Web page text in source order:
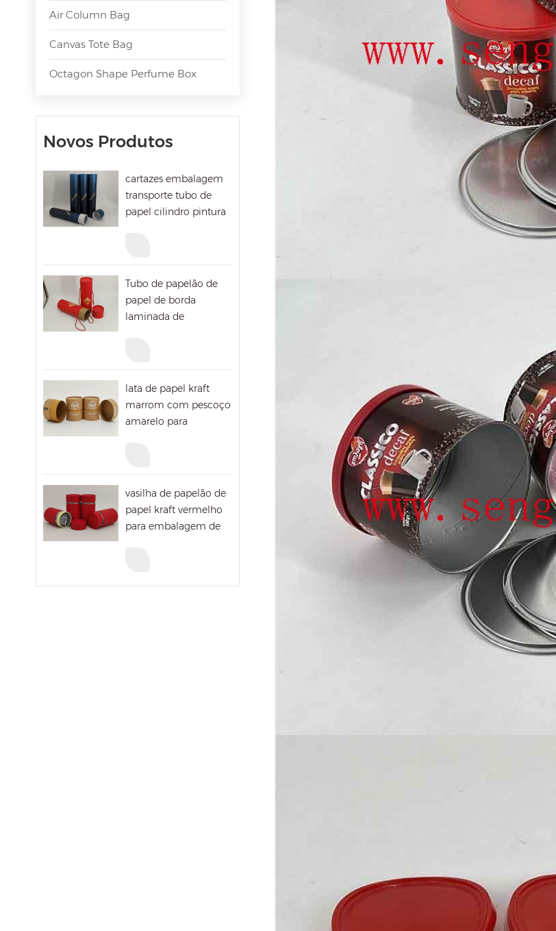
Air Column Bag
Canvas Tote Bag
Octagon Shape Perfume Box
Novos Produtos
cartazes embalagem
transporte tubo de
papel cilindro pintura
Tubo de papelão de
papel de borda
laminada de
lata de papel kraft
marrom com pescoço
amarelo para
vasilha de papelão de
papel kraft vermelho
para embalagem de